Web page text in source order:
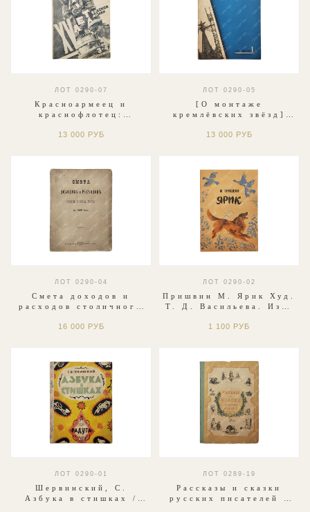
ЛОТ 0290-07
Красноармеец и
краснофлотец:
ПуРККА. №3. 1933
13 000 РУБ
ЛОТ 0290-05
[О монтаже
кремлёвских звёзд]
промышленность. №1
13 000 РУБ
ЛОТ 0290-04
Смета доходов и
расходов столичного
1880 год.
16 000 РУБ
ЛОТ 0290-02
Пришвин М. Ярик Худ.
Т. Д. Васильева. Изд.
1 100 РУБ
ЛОТ 0290-01
Шервинский, С.
Азбука в стишках /
ЛОТ 0289-19
Рассказы и сказки
русских писателей /